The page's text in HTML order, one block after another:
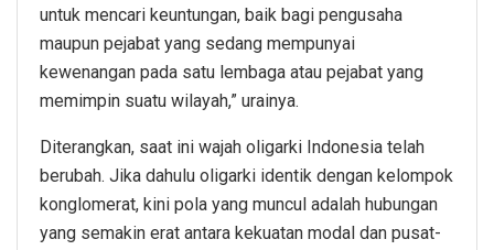
untuk mencari keuntungan, baik bagi pengusaha
maupun pejabat yang sedang mempunyai
kewenangan pada satu lembaga atau pejabat yang
memimpin suatu wilayah,” urainya.
Diterangkan, saat ini wajah oligarki Indonesia telah
berubah. Jika dahulu oligarki identik dengan kelompok
konglomerat, kini pola yang muncul adalah hubungan
yang semakin erat antara kekuatan modal dan pusat-